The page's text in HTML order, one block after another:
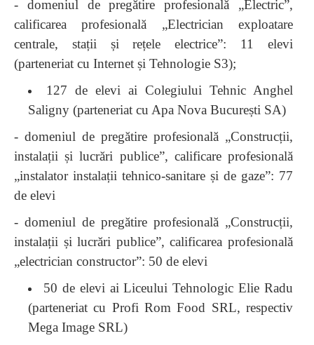
- domeniul de pregătire profesională „Electric”,
calificarea profesională „Electrician exploatare
centrale, stații și rețele electrice”: 11 elevi
(parteneriat cu Internet și Tehnologie S3);
127 de elevi ai Colegiului Tehnic Anghel
Saligny (parteneriat cu Apa Nova București SA)
- domeniul de pregătire profesională „Construcții,
instalații și lucrări publice”, calificare profesională
„instalator instalații tehnico-sanitare și de gaze”: 77
de elevi
- domeniul de pregătire profesională „Construcții,
instalații și lucrări publice”, calificarea profesională
„electrician constructor”: 50 de elevi
50 de elevi ai Liceului Tehnologic Elie Radu
(parteneriat cu Profi Rom Food SRL, respectiv
Mega Image SRL)